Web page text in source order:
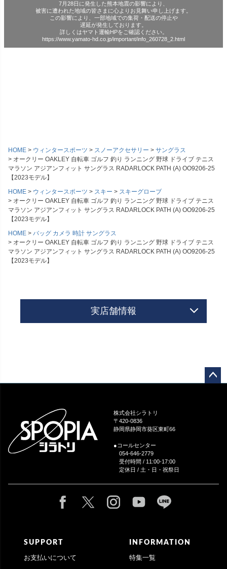
7月28日に発生した熊本地震の影響により、
被害に遭われた地域の皆さまに心よりお見舞い申し上げます。
この影響により、一部地域での集荷・配送の停止や
遅延が発生しております。
詳しくはヤマト運輸HPをご確認ください。
https://www.yamato-hd.co.jp/important/info_260728_2.html
HOME ウィンタースポーツ スノーアクセサリー
サングラス
オークリー OAKLEY 自転車 ゴルフ 釣り ランニング 野球 ドライブ テニス
マラソン アジアンフィット サングラス RADARLOCK PATH (A) OO9206-25
【2023モデル】
HOME
ウィンタースポーツ スキー
スキーグローブ
オークリー OAKLEY 自転車 ゴルフ 釣り ランニング 野球 ドライブ テニス
マラソン アジアンフィット サングラス RADARLOCK PATH (A) OO9206-25
【2023モデル】
HOME
バッグ カメラ 時計 サングラス
オークリー OAKLEY 自転車 ゴルフ 釣り ランニング 野球 ドライブ テニス
マラソン アジアンフィット サングラス RADARLOCK PATH (A) OO9206-25
【2023モデル】
実店舗情報
株式会社シラトリ
〒420-0836
静岡県静岡市葵区東町66
●コールセンター
054-646-2779
受付時間 / 11:00-17:00
定休日 / 土・日・祝祭日
SUPPORT
お支払いについて
INFORMATION
特集一覧